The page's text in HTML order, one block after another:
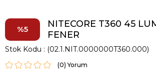
5
NITECORE T360 45
FENER
Stok Kodu (02.1.NIT.0000000T360.000)
(0)